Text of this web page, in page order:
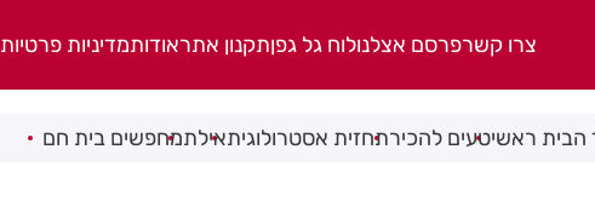
צרו קשרפרסם אצלנולוח גל גפןתקנון אתראודותמדיניות פרטיות
הבית ראשיטעים להכירתחזית אסטרולוגיתאילתמחפשים בית חם